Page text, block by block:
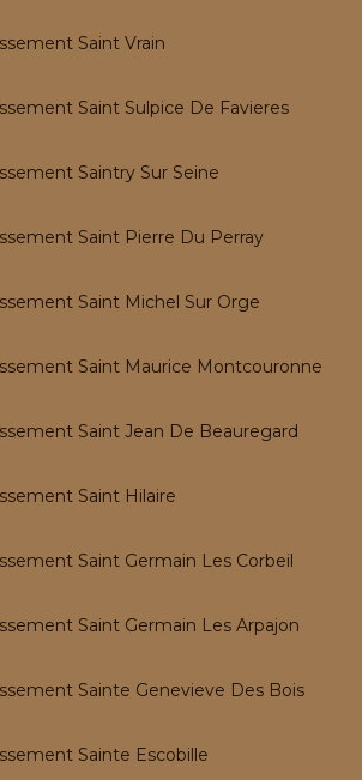
Saint Vrain
Saint Sulpice De Favieres
Saintry Sur Seine
Saint Pierre Du Perray
Saint Michel Sur Orge
Saint Maurice Montcouronne
Saint Jean De Beauregard
Saint Hilaire
Saint Germain Les Corbeil
Saint Germain Les Arpajon
Sainte Genevieve Des Bois
Sainte Escobille